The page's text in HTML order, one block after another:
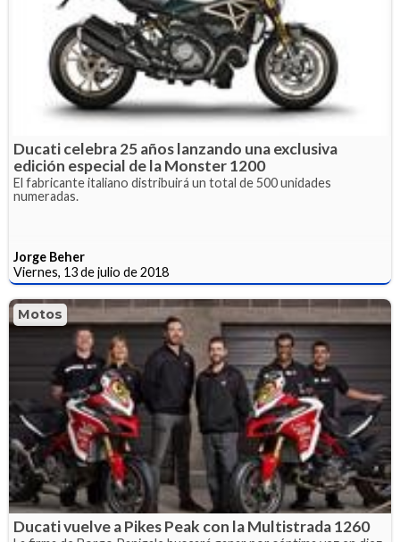
Ducati celebra 25 años lanzando una exclusiva
edición especial de la Monster 1200
El fabricante italiano distribuirá un total de 500 unidades
numeradas.
Jorge Beher
Viernes, 13 de julio de 2018
Motos
Ducati vuelve a Pikes Peak con la Multistrada 1260